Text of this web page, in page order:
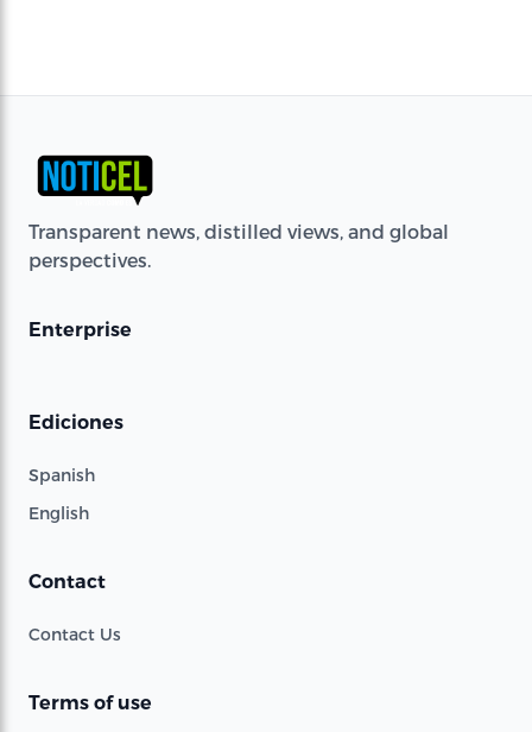
Transparent news, distilled views, and global
perspectives.
Enterprise
Ediciones
Spanish
English
Contact
Contact Us
Terms of use